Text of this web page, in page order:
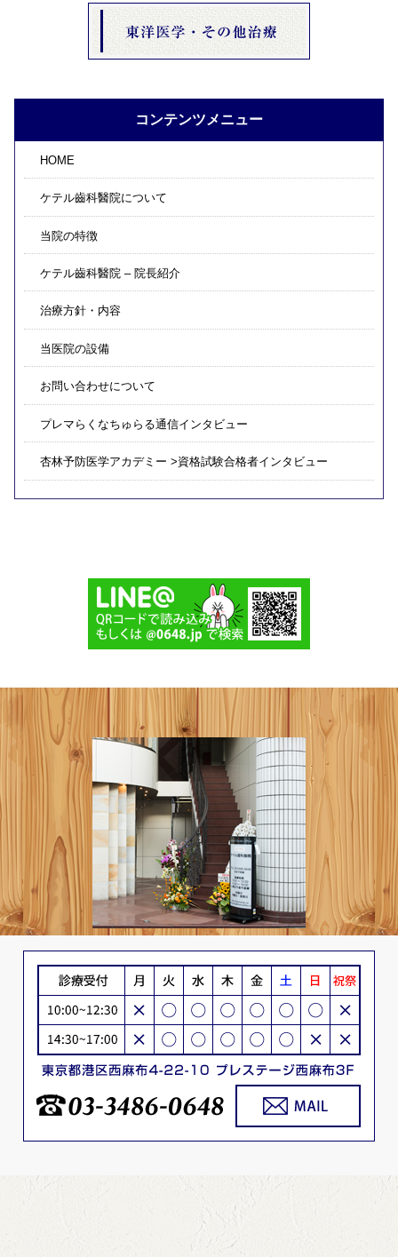
コンテンツメニュー
HOME
ケテル齒科醫院について
当院の特徴
ケテル齒科醫院 – 院長紹介
治療方針・内容
当医院の設備
お問い合わせについて
プレマらくなちゅらる通信インタビュー
杏林予防医学アカデミー >資格試験合格者インタビュー